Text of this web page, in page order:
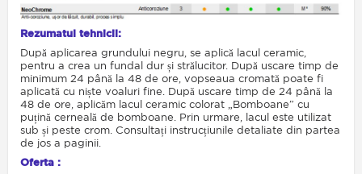
Rezumatul tehnicii:
După aplicarea grundului negru, se aplică lacul ceramic,
pentru a crea un fundal dur și strălucitor. După uscare timp de
minimum 24 până la 48 de ore, vopseaua cromată poate fi
aplicată cu niște voaluri fine. După uscare timp de 24 până la
48 de ore, aplicăm lacul ceramic colorat „Bomboane” cu
puțină cerneală de bomboane. Prin urmare, lacul este utilizat
sub și peste crom. Consultați instrucțiunile detaliate din partea
de jos a paginii.
Oferta :